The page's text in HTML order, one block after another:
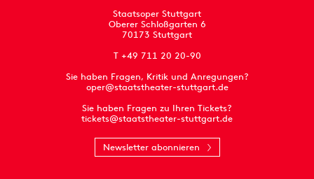
Staatsoper Stuttgart
Oberer Schloßgarten 6
70173 Stuttgart
T +49 711 20 20-90
Sie haben Fragen, Kritik und Anregungen?
oper@staatstheater-stuttgart.de
Sie haben Fragen zu Ihren Tickets?
tickets@staatstheater-stuttgart.de
Newsletter abonnieren